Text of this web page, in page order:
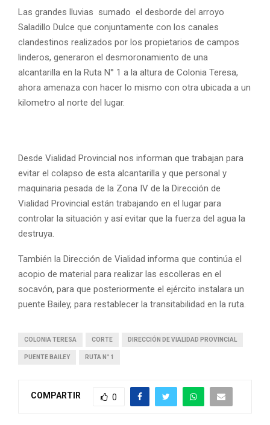
Las grandes lluvias sumado el desborde del arroyo
Saladillo Dulce que conjuntamente con los canales
clandestinos realizados por los propietarios de campos
linderos, generaron el desmoronamiento de una
alcantarilla en la Ruta N° 1 a la altura de Colonia Teresa,
ahora amenaza con hacer lo mismo con otra ubicada a un
kilometro al norte del lugar.
Desde Vialidad Provincial nos informan que trabajan para
evitar el colapso de esta alcantarilla y que personal y
maquinaria pesada de la Zona IV de la Dirección de
Vialidad Provincial están trabajando en el lugar para
controlar la situación y así evitar que la fuerza del agua la
destruya.
También la Dirección de Vialidad informa que continúa el
acopio de material para realizar las escolleras en el
socavón, para que posteriormente el ejército instalara un
puente Bailey, para restablecer la transitabilidad en la ruta.
COLONIA TERESA CORTE DIRECCIÓN DE VIALIDAD PROVINCIAL
PUENTE BAILEY RUTA N° 1
COMPARTIR 0